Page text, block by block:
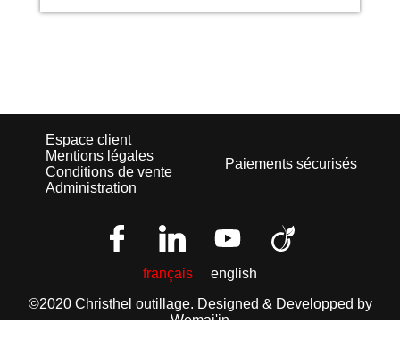
Espace client
Mentions légales
Conditions de vente
Administration
Paiements sécurisés
français
english
©2020 Christhel outillage. Designed & Developped by
Wemaj'in